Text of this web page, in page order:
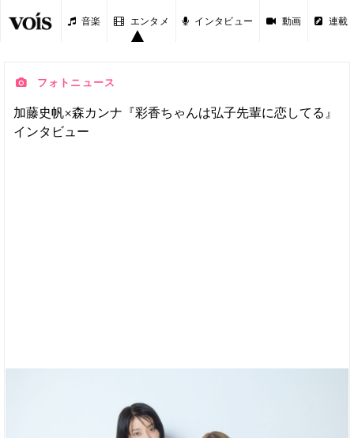
音楽 エンタメ インタビュー 動画 連載
フォトニュース
加藤史帆×森カンナ『彩香ちゃんは弘子先輩に恋してる』
インタビュー